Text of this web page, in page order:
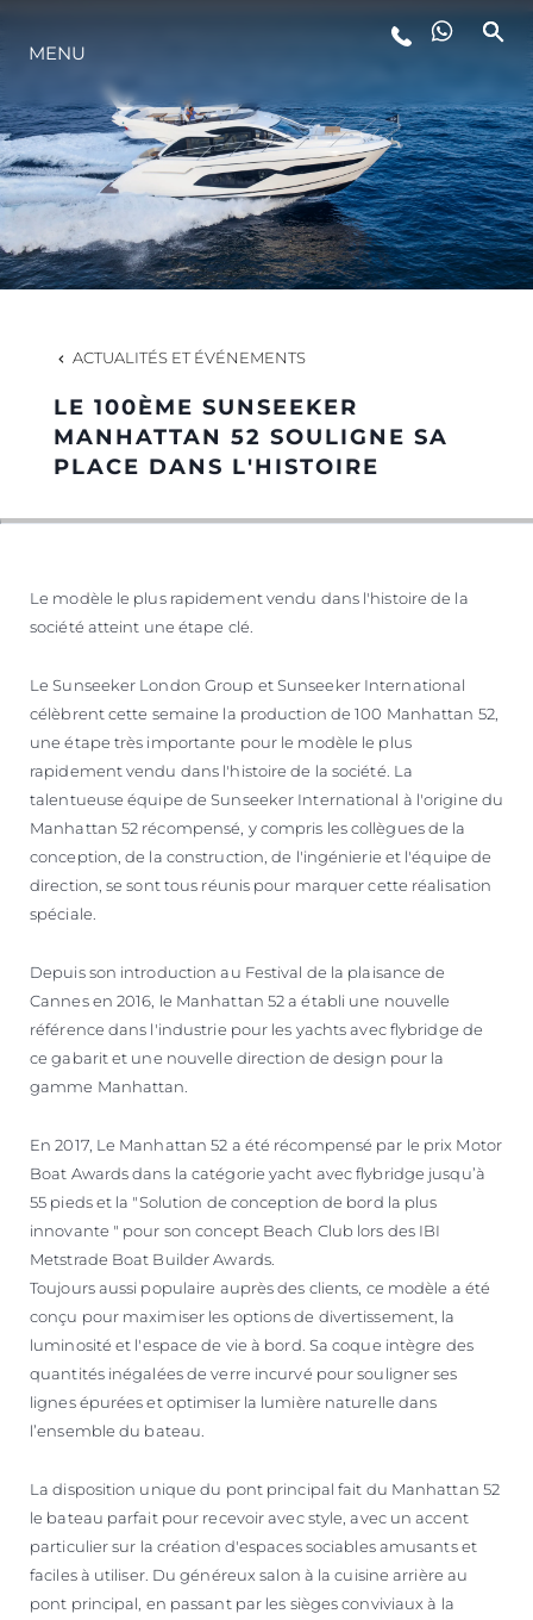
L'INNOVATION
LA SOCIÉTÉ
NOTRE HÉRITAGE
ALGARVE ADVENTURES
MENU
ACTUALITÉS ET ÉVÉNEMENTS
LE 100ÈME SUNSEEKER
MANHATTAN 52 SOULIGNE SA
PLACE DANS L'HISTOIRE
Le modèle le plus rapidement vendu dans l'histoire de la
société atteint une étape clé.
Le Sunseeker London Group et Sunseeker International
célèbrent cette semaine la production de 100 Manhattan 52,
une étape très importante pour le modèle le plus
rapidement vendu dans l'histoire de la société. La
talentueuse équipe de Sunseeker International à l'origine du
Manhattan 52 récompensé, y compris les collègues de la
conception, de la construction, de l'ingénierie et l'équipe de
direction, se sont tous réunis pour marquer cette réalisation
spéciale.
Depuis son introduction au Festival de la plaisance de
Cannes en 2016, le Manhattan 52 a établi une nouvelle
référence dans l'industrie pour les yachts avec flybridge de
ce gabarit et une nouvelle direction de design pour la
gamme Manhattan.
En 2017, Le Manhattan 52 a été récompensé par le prix Motor
Boat Awards dans la catégorie yacht avec flybridge jusqu’à
55 pieds et la "Solution de conception de bord la plus
innovante " pour son concept Beach Club lors des IBI
Metstrade Boat Builder Awards.
Toujours aussi populaire auprès des clients, ce modèle a été
conçu pour maximiser les options de divertissement, la
luminosité et l'espace de vie à bord. Sa coque intègre des
quantités inégalées de verre incurvé pour souligner ses
lignes épurées et optimiser la lumière naturelle dans
l’ensemble du bateau.
La disposition unique du pont principal fait du Manhattan 52
le bateau parfait pour recevoir avec style, avec un accent
particulier sur la création d'espaces sociables amusants et
faciles à utiliser. Du généreux salon à la cuisine arrière au
pont principal, en passant par les sièges conviviaux à la